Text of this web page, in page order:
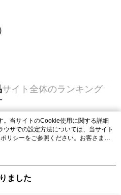
サイト全体のランキング
。当サイトのCookie使用に関する詳細
ザでの設定方法については、当サイト
リシーをご参照ください。お客さま
、当社がサイト利用規約のCookieポリ
ました